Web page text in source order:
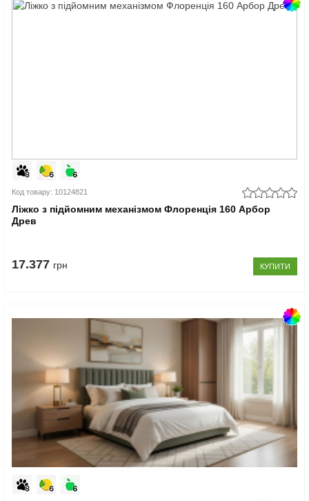
Код товару: 10124821
Ліжко з підйомним механізмом Флоренція 160 Арбор
Древ
17.377 грн КУПИТИ